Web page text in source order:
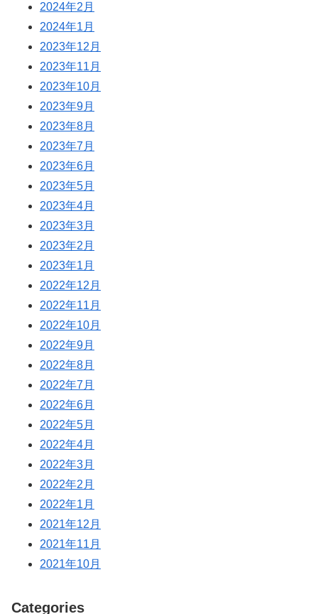
2024年2月
2024年1月
2023年12月
2023年11月
2023年10月
2023年9月
2023年8月
2023年7月
2023年6月
2023年5月
2023年4月
2023年3月
2023年2月
2023年1月
2022年12月
2022年11月
2022年10月
2022年9月
2022年8月
2022年7月
2022年6月
2022年5月
2022年4月
2022年3月
2022年2月
2022年1月
2021年12月
2021年11月
2021年10月
Categories